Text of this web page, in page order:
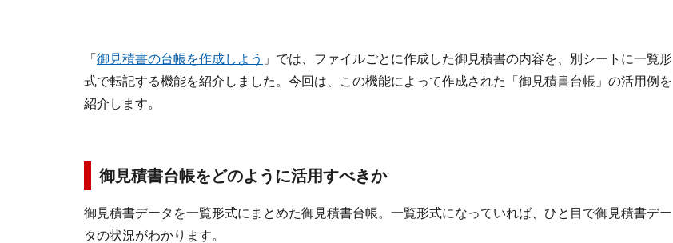
「 御見積書の台帳を作成しよう 」では、ファイルごとに作成した御見積書の内容を、別シートに一覧形
式で転記する機能を紹介しました。今回は、この機能によって作成された「御見積書台帳」の活用例を
紹介します。
御見積書台帳をどのように活用すべきか
御見積書データを一覧形式にまとめた御見積書台帳。一覧形式になっていれば、ひと目で御見積書デー
タの状況がわかります。